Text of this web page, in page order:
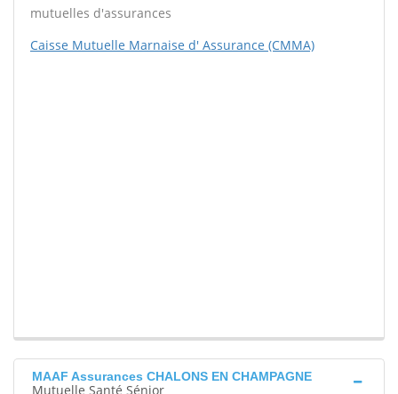
mutuelles d'assurances
Caisse Mutuelle Marnaise d' Assurance (CMMA)
MAAF Assurances CHALONS EN CHAMPAGNE
Mutuelle Santé Sénior